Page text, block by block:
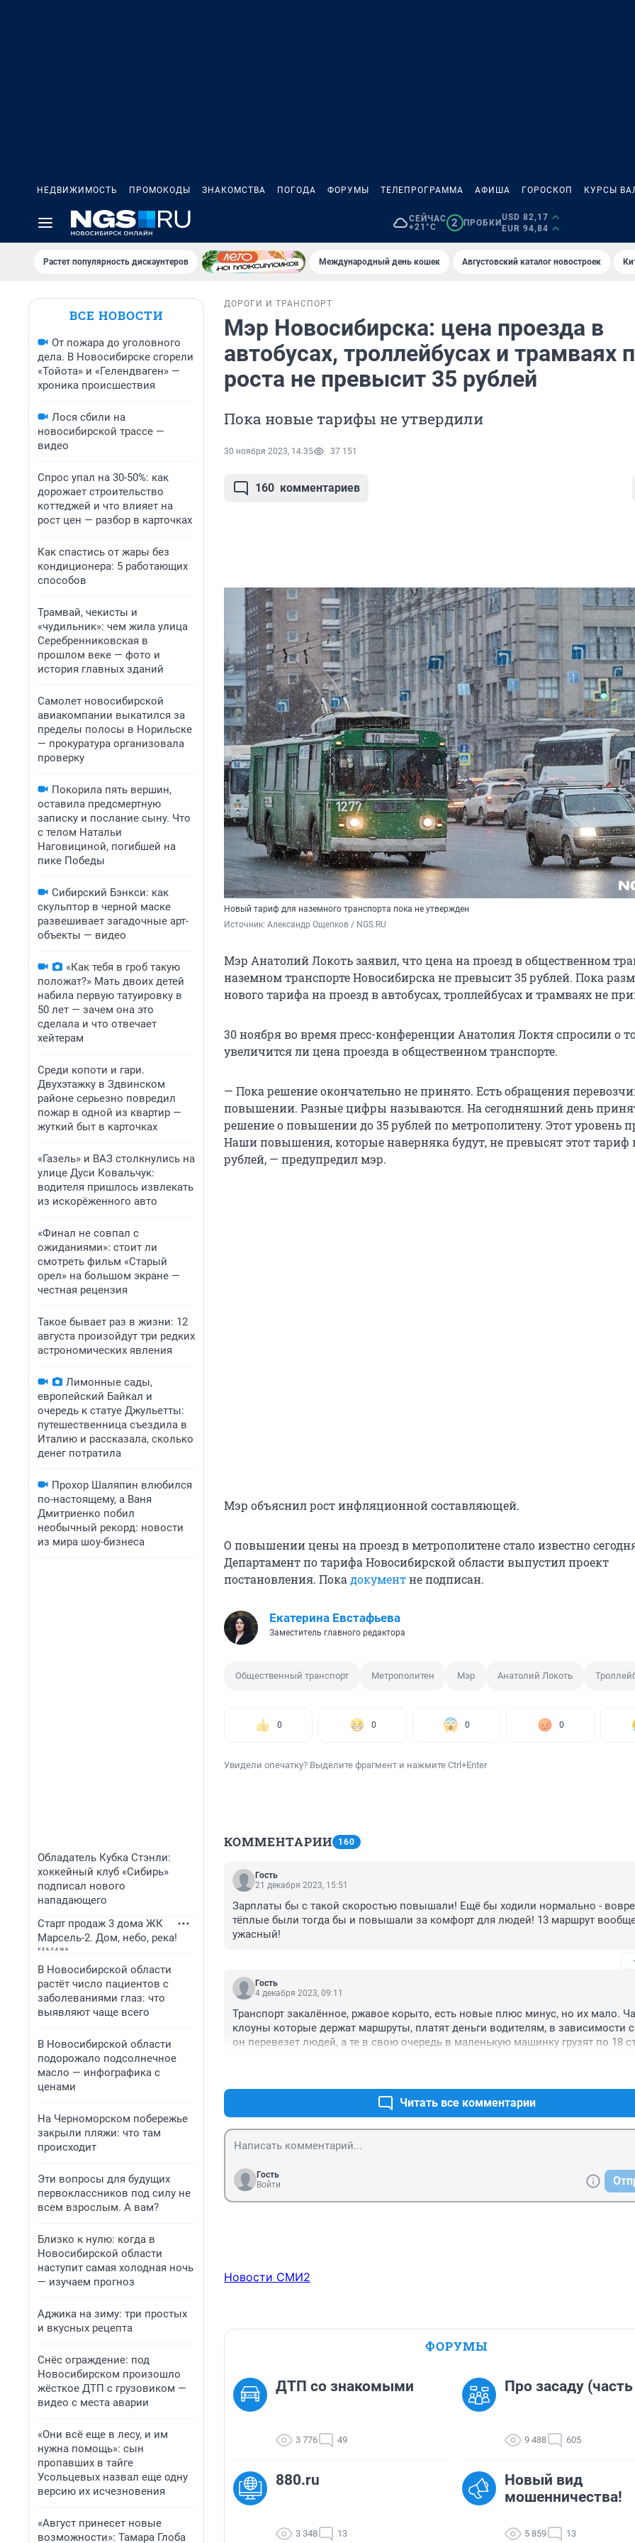
НЕДВИЖИМОСТЬ ПРОМОКОДЫ ЗНАКОМСТВА ПОГОДА ФОРУМЫ ТЕЛЕПРОГРАММА АФИША ГОРОСКОП КУРСЫ
СЕЙЧАС
+21°C
2 ПРОБКИ
USD 82,17
EUR 94,84
Растет популярность дискаунтеров Международный день кошек Августовский каталог новостроек
ВСЕ НОВОСТИ
От пожара до уголовного
дела. В Новосибирске сгорели
«Тойота» и «Гелендваген» —
хроника происшествия
Лося сбили на
новосибирской трассе —
видео
Спрос упал на 30-50%: как
дорожает строительство
коттеджей и что влияет на
рост цен — разбор в карточках
Как спастись от жары без
кондиционера: 5 работающих
способов
Трамвай, чекисты и
«чудильник»: чем жила улица
Серебренниковская в
прошлом веке — фото и
история главных зданий
Самолет новосибирской
авиакомпании выкатился за
пределы полосы в Норильске
— прокуратура организовала
проверку
Покорила пять вершин,
оставила предсмертную
записку и послание сыну. Что
с телом Натальи
Наговициной, погибшей на
пике Победы
Сибирский Бэнкси: как
скульптор в черной маске
развешивает загадочные арт-
объекты — видео
«Как тебя в гроб такую
положат?» Мать двоих детей
набила первую татуировку в
50 лет — зачем она это
сделала и что отвечает
хейтерам
Среди копоти и гари.
Двухэтажку в Здвинском
районе серьезно повредил
пожар в одной из квартир —
жуткий быт в карточках
«Газель» и ВАЗ столкнулись на
улице Дуси Ковальчук:
водителя пришлось извлекать
из искорёженного авто
«Финал не совпал с
ожиданиями»: стоит ли
смотреть фильм «Старый
орел» на большом экране —
честная рецензия
Такое бывает раз в жизни: 12
августа произойдут три редких
астрономических явления
Лимонные сады,
европейский Байкал и
очередь к статуе Джульетты:
путешественница съездила в
Италию и рассказала, сколько
денег потратила
Прохор Шаляпин влюбился
по-настоящему, а Ваня
Дмитриенко побил
необычный рекорд: новости
из мира шоу-бизнеса
Обладатель Кубка Стэнли:
хоккейный клуб «Сибирь»
подписал нового
нападающего
Старт продаж 3 дома ЖК
Марсель-2. Дом, небо, река!
В Новосибирской области
растёт число пациентов с
заболеваниями глаз: что
выявляют чаще всего
В Новосибирской области
подорожало подсолнечное
масло — инфографика с
ценами
На Черноморском побережье
закрыли пляжи: что там
происходит
Эти вопросы для будущих
первоклассников под силу не
всем взрослым. А вам?
Близко к нулю: когда в
Новосибирской области
наступит самая холодная ночь
— изучаем прогноз
Аджика на зиму: три простых
и вкусных рецепта
Снёс ограждение: под
Новосибирском произошло
жёсткое ДТП с грузовиком —
видео с места аварии
«Они всё еще в лесу, и им
нужна помощь»: сын
пропавших в тайге
Усольцевых назвал еще одну
версию их исчезновения
«Август принесет новые
возможности»: Тамара Глоба
ДОРОГИ И ТРАНСПОРТ
Мэр Новосибирска: цена проезда в
автобусах, троллейбусах и трамваях
роста не превысит 35 рублей
Пока новые тарифы не утвердили
30 ноября 2023, 14:35 37 151
160 комментариев
Новый тариф для наземного транспорта пока не утвержден
Источник: Александр Ощепков / NGS.RU
Мэр Анатолий Локоть заявил, что цена на проезд в общественном
наземном транспорте Новосибирска не превысит 35 рублей. Пока
нового тарифа на проезд в автобусах, троллейбусах и трамваях не
30 ноября во время пресс-конференции Анатолия Локтя спросили о
увеличится ли цена проезда в общественном транспорте.
— Пока решение окончательно не принято. Есть обращения
повышении. Разные цифры называются. На сегодняшний день
решение о повышении до 35 рублей по метрополитену. Этот уровень
Наши повышения, которые наверняка будут, не превысят этот тариф
рублей, — предупредил мэр.
Мэр объяснил рост инфляционной составляющей.
О повышении цены на проезд в метрополитене стало известно
Департамент по тарифа Новосибирской области выпустил проект
постановления. Пока документне подписан.
Екатерина Евстафьева
Заместитель главного редактора
Общественный транспорт Метрополитен Мэр Анатолий Локоть
0 0 0 0
Увидели опечатку? Выделите фрагмент и нажмите Ctrl+Enter
КОММЕНТАРИИ 160
Гость
21 декабря 2023, 15:51
Зарплаты бы с такой скоростью повышали! Ещё бы ходили нормально -
тёплые были тогда бы и повышали за комфорт для людей! 13 маршрут
ужасный!
Гость
4 декабря 2023, 09:11
Транспорт закалённое, ржавое корыто, есть новые плюс минус, но их мало.
клоуны которые держат маршруты, платят деньги водителям, в зависимости
он перевезет людей, а те в свою очередь в маленькую машинку грузят по 18
Транспорт надо делать государственным, весь
Читать все комментарии
Гость
Войти
Новости СМИ2
ФОРУМЫ
ДТП со знакомыми
3 776 49
Про засаду
9 488 605
880.ru
3 348 13
Новый вид
мошенничества!
5 859 13